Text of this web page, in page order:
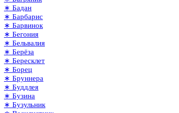
∗ Бадан
∗ Барбарис
∗ Барвинок
∗ Бегония
∗ Бельвалия
∗ Берёза
∗ Бересклет
∗ Борец
∗ Бруннера
∗ Буддлея
∗ Бузина
∗ Бузульник